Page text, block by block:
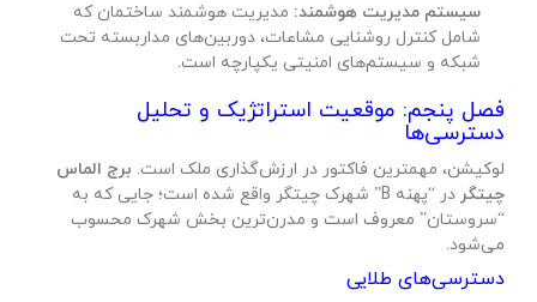
سیستم مدیریت هوشمند:مدیریت هوشمند ساختمان که
شامل کنترل روشنایی مشاعات، دوربین‌های مداربسته تحت
شبکه و سیستم‌های امنیتی یکپارچه است.
فصل پنجم: موقعیت استراتژیک و تحلیل
دسترسی‌ها
لوکیشن، مهمترین فاکتور در ارزش‌گذاری ملک است.برج الماس
چیتگر
در “پهنه B” شهرک چیتگر واقع شده است؛ جایی که به
“سروستان” معروف است و مدرن‌ترین بخش شهرک محسوب
می‌شود.
دسترسی‌های طلایی